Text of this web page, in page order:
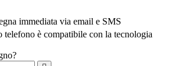
immediata via email e SMS
è compatibile con la tecnologia